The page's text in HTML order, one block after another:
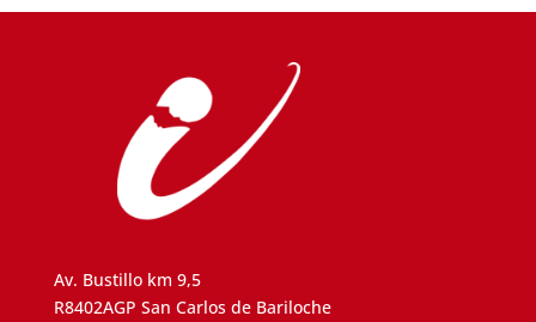
Av. Bustillo km 9,5
R8402AGP San Carlos de Bariloche